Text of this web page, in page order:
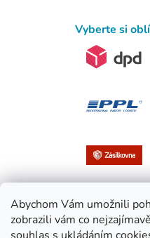
Abychom Vám umožnili
zobrazili vám co
Vyberte si